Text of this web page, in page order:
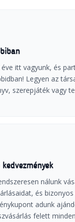
itt vagyunk, és
Legyen az
szerepjáték vagy
kedvezmények
nálunk
és
adunk
felett minden